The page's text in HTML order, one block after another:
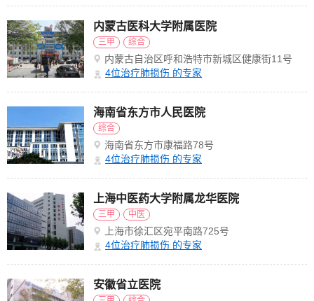
内蒙古医科大学附属医院
三甲 综合
内蒙古自治区呼和浩特市新城区健康街11号
4位治疗肺损伤 的专家
海南省东方市人民医院
综合
海南省东方市康福路78号
4位治疗肺损伤 的专家
上海中医药大学附属龙华医院
三甲 中医
上海市徐汇区宛平南路725号
4位治疗肺损伤 的专家
安徽省立医院